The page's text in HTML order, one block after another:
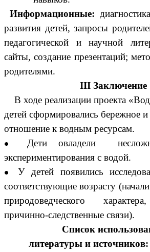
Информационные:
развития детей, запросы
педагогической и научной
сайты, создание презентаций;
родителями.
III Заключение
В ходе реализации проекта
детей сформировались бережное
отношение к водным ресурсам.
Дети овладели
экспериментирования с водой.
У детей появились
соответствующие возрасту
природоведческого
причинно-следственные связи).
Список
литературы и источников: